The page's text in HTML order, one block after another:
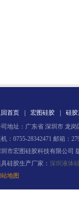
果冻胶
首页 宏图硅胶 硅
地址：广东省 深圳市 龙岗
：0755-28342471 邮箱：
市宏图硅胶科技有限公司
硅胶生产厂家： 深圳液体
地图